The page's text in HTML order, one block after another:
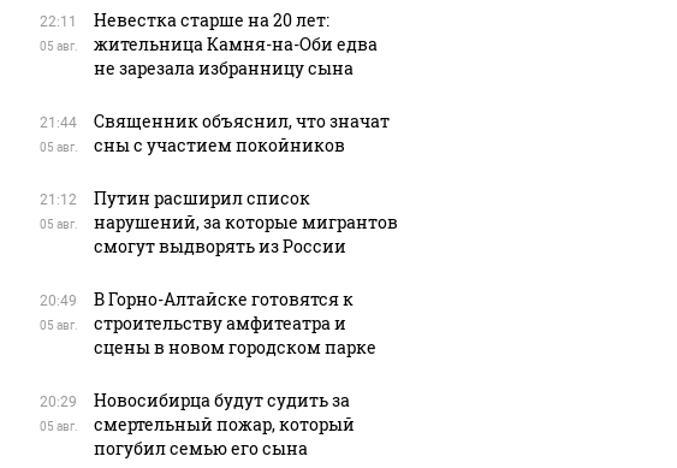
22:11
05 авг.
Невестка старше на 20 лет:
жительница Камня-на-Оби едва
не зарезала избранницу сына
21:44
05 авг.
Священник объяснил, что значат
сны с участием покойников
21:12
05 авг.
Путин расширил список
нарушений, за которые мигрантов
смогут выдворять из России
20:49
05 авг.
В Горно-Алтайске готовятся к
строительству амфитеатра и
сцены в новом городском парке
20:29
05 авг.
Новосибирца будут судить за
смертельный пожар, который
погубил семью его сына